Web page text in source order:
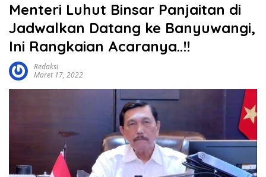
Menteri Luhut Binsar Panjaitan di
Jadwalkan Datang ke Banyuwangi,
Ini Rangkaian Acaranya..!!
Redaksi
Maret 17, 2022